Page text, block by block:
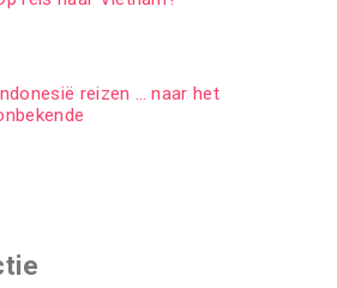
reizen … naar het